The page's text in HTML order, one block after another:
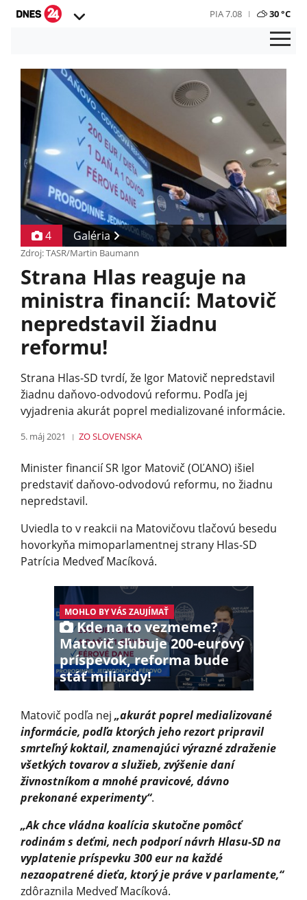
PIA 7.08 30 °C
4 Galéria
Zdroj: TASR/Martin Baumann
Strana Hlas reaguje na
ministra financií: Matovič
nepredstavil žiadnu
reformu!
Strana Hlas-SD tvrdí, že Igor Matovič nepredstavil
žiadnu daňovo-odvodovú reformu. Podľa jej
vyjadrenia akurát poprel medializované informácie.
5. máj 2021 ZO SLOVENSKA
Minister financií SR Igor Matovič (OĽANO) išiel
predstaviť daňovo-odvodovú reformu, no žiadnu
nepredstavil.
Uviedla to v reakcii na Matovičovu tlačovú besedu
hovorkyňa mimoparlamentnej strany Hlas-SD
Patrícia Medveď Macíková.
MOHLO BY VÁS ZAUJÍMAŤ
Kde na to vezmeme?
Matovič sľubuje 200-eurový
príspevok, reforma bude
stáť miliardy!
Matovič podľa nej „akurát poprel medializované
informácie, podľa ktorých jeho rezort pripravil
smrteľný koktail, znamenajúci výrazné zdraženie
všetkých tovarov a služieb, zvýšenie daní
živnostníkom a mnohé pravicové, dávno
prekonané experimenty“.
„Ak chce vládna koalícia skutočne pomôcť
rodinám s deťmi, nech podporí návrh Hlasu-SD na
vyplatenie príspevku 300 eur na každé
nezaopatrené dieťa, ktorý je práve v parlamente,“
zdôraznila Medveď Macíková.